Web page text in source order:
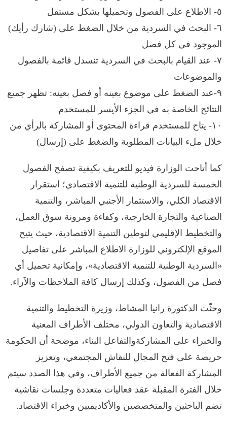
٥- الاطلاع على الفصول وتحميلها بشكل مستقل
٦- البحث في السردية من خلال الضغط على (شارك رأيك)
الموجود في كل فصل
٧- عند القيام بالبحث في السردية تنسدل قائمة بالفصول
والموضوعات
٩-عند الضغط على موضوع بعينه أو فصل بعينه: تظهر جميع
النتائج الخاصة به في الجزء الأيسر للمستخدم
١٠- يتاح للمستخدم قراءة المحتوى أو المشاركة بالرأي من
خلال ملء البيانات المطلوبة والضغط على (إرسال)
كما أتاحت الوزارة فيديو للتعريف بكيفية تصفح الفصول
الخمسة للسردية الوطنية للتنمية الاقتصادي؛ استقرار
الاقتصاد الكلي، والاستثمار الأجنبي المباشر، والتنمية
الصناعية والتجارة الخارجية، وكفاءة ومرونة سوق العمل،
والتخطيط الإقليمي لتوطين التنمية الاقتصادية، حيث يتيح
الموقع الإلكتروني للوزارة الاطلاع المباشر على تفاصيل
«السردية الوطنية للتنمية الاقتصادية»، وإمكانية تحميل أي
فصل من الفصول، وكذلك إرسال كافة الملاحظات والآراء.
وحثّت الدكتورة رانيا المشاط، وزيرة التخطيط والتنمية
الاقتصادية والتعاون الدولي، مختلف الأطراف المعنية
والخبراء على المشاركةوالتفاعل البناء، موضحة أن الحكومة
حريصة على فتح المجال للنقاش المجتمعي، وتعزيز
المشاركة الفعالة من جميع الأطراف، وفي هذا الصدد سيتم
خلال الفترة المقبلة عقد فعاليات متعددة وجلسات نقاشية
تضم الباحثين والمتخصصين والأكاديميين وخبراء الاقتصاد.